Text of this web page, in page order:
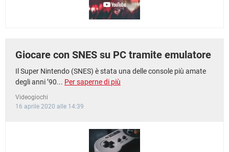
Giocare con SNES su PC tramite emulatore
Il Super Nintendo (SNES) è stata una delle console più amate
degli anni ’90... Per saperne di più
Videogiochi
16 aprile 2020 alle 14:39